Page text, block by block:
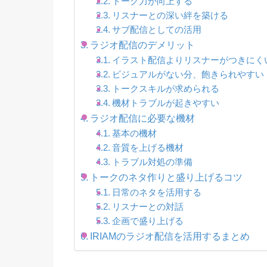
リスナーとの深い絆を築ける
サブ配信としての活用
ラジオ配信のデメリット
イラスト配信よりリスナーがつきにく
ビジュアルがない分、飽きられやすい
トークスキルが求められる
機材トラブルが起きやすい
ラジオ配信に必要な機材
基本の機材
音質を上げる機材
トラブル対処の準備
トークのネタ作りと盛り上げるコツ
日常のネタを活用する
リスナーとの対話
企画で盛り上げる
IRIAMのラジオ配信を活用するまとめ